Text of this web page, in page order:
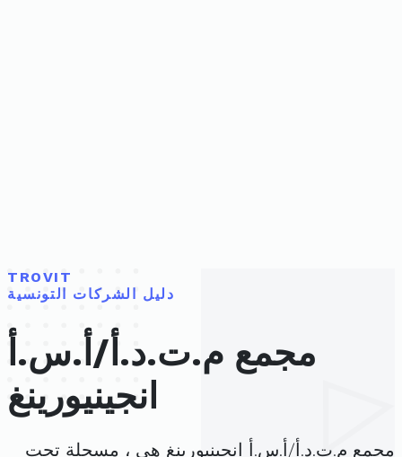
TROVIT
دليل الشركات التونسية
مجمع م.ت.د.أ/أ.س.أ
انجينيورينغ
مجمع م.ت.د.أ/أ.س.أ انجينيورينغ هي ، مسجلة تحت